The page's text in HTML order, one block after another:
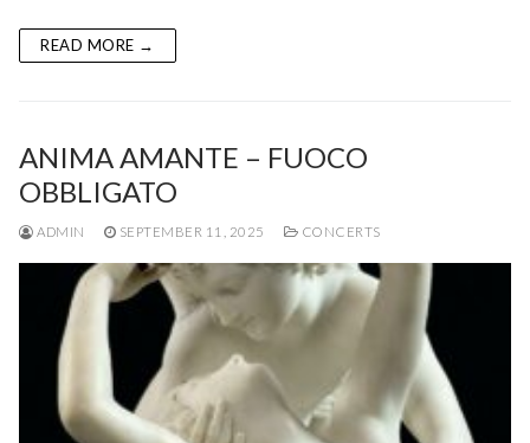
READ MORE →
ANIMA AMANTE – FUOCO
OBBLIGATO
ADMIN SEPTEMBER 11, 2025 CONCERTS